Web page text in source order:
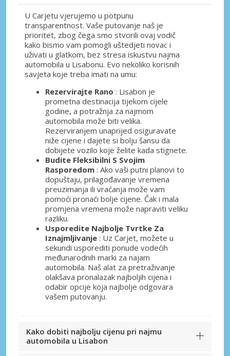
U Carjetu vjerujemo u potpunu
transparentnost. Vaše putovanje naš je
prioritet, zbog čega smo stvorili ovaj vodič
kako bismo vam pomogli uštedjeti novac i
uživati ​​u glatkom, bez stresa iskustvu najma
automobila u Lisabonu. Evo nekoliko korisnih
savjeta koje treba imati na umu:
Rezervirajte Rano : Lisabon je
prometna destinacija tijekom cijele
godine, a potražnja za najmom
automobila može biti velika.
Rezerviranjem unaprijed osiguravate
niže cijene i dajete si bolju šansu da
dobijete vozilo koje želite kada stignete.
Budite Fleksibilni S Svojim
Rasporedom : Ako vaši putni planovi to
dopuštaju, prilagođavanje vremena
preuzimanja ili vraćanja može vam
pomoći pronaći bolje cijene. Čak i mala
promjena vremena može napraviti veliku
razliku.
Usporedite Najbolje Tvrtke Za
Iznajmljivanje : Uz Carjet, možete u
sekundi usporediti ponude vodećih
međunarodnih marki za najam
automobila. Naš alat za pretraživanje
olakšava pronalazak najboljih cijena i
odabir opcije koja najbolje odgovara
vašem putovanju.
Kako dobiti najbolju cijenu pri najmu
automobila u Lisabon